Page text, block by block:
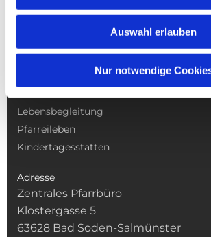
Auswahl erlauben
Nur notwendige
NAVIGATION
Lebensbegleitung
Pfarreileben
Kindertagesstätten
Adresse
Zentrales Pfarrbüro
Klostergasse 5
63628 Bad Soden-Salmünster